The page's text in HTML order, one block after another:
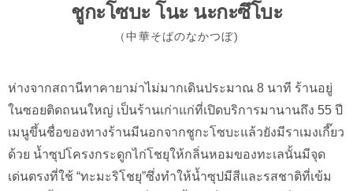
ชูกะโซบะ โนะ นะกะซึโบะ
（中華そばのなかつぼ)
ห่างจากสถานีทาคายาม่าไม่มากเดินประมาณ 8 นาที ร้านอยู่
ในซอยติดถนนใหญ่ เป็นร้านเก่าแก่ที่เปิดบริการมานานถึง 55 ปี
เมนูขึ้นชื่อของทางร้านมีนอกจากชูกะโซบะแล้วยังมีราเมงเกี๊ยว
ด้วย น้ำซุปโครงกระดูกไก่โชยุให้กลิ่นหอมของทะเลนั้นมีจุด
เด่นตรงที่ใช้ “ทะมะริโชยุ”ซึ่งทำให้น้ำซุปมีสีและรสชาติที่เข้ม